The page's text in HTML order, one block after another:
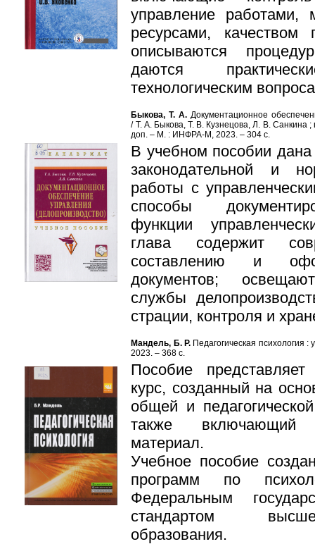
управление
ресурсами,
описы­ваются
даются
технологическим
Быкова, Т. А. Документационное
/ Т. А. Быкова, Т. В. Кузнецова, Л. В. Санкина
доп. – М. : ИНФРА-М, 2023. – 304 с.
В учебном пособии дана
законодательной и
работы с
способы
функции
глава содержит
составлению и
документов;
службы
страции, контроля и
Мандель, Б. Р. Педагогическая
2023. – 368 с.
Пособие
курс, созданный на
общей и
также включающий
материал.
Учебное пособие
программ по
Федеральным
стандартом
образования.